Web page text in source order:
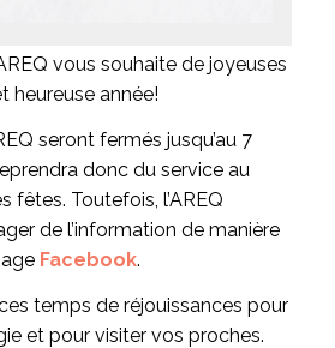
vous souhaite de joyeuses
heureuse année!
seront fermés jusqu’au 7
donc du service au
fêtes. Toutefois, l’AREQ
de l’information de manière
Facebook.
temps de réjouissances pour
et pour visiter vos proches.